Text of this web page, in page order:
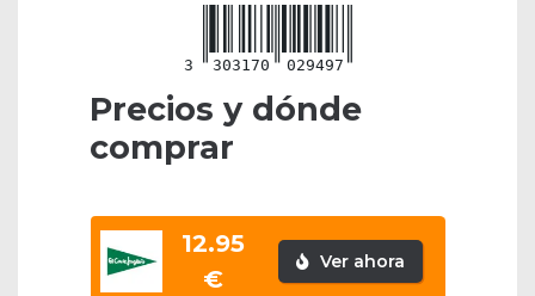
3 303170 029497
Precios y dónde
comprar
12.95
€
Ver ahora